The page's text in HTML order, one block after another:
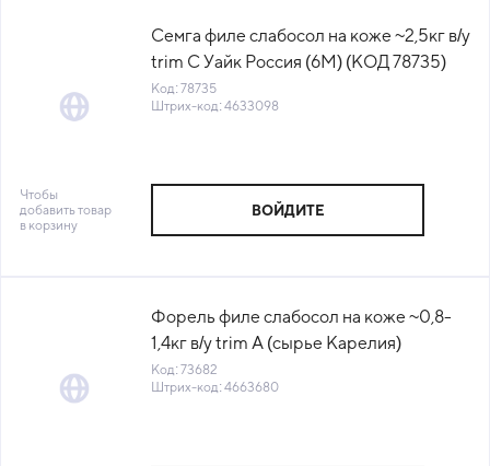
Семга филе слабосол на коже ~2,5кг в/у
trim C Уайк Россия (6М) (КОД 78735)
(-18°С)
Код: 78735
Штрих-код: 4633098
Чтобы
добавить товар
в корзину
ВОЙДИТЕ
Форель филе слабосол на коже ~0,8-
1,4кг в/у trim А (сырье Карелия)
Маринист™ (ПУ) (КОД 73682) (-18°С)
Код: 73682
Штрих-код: 4663680